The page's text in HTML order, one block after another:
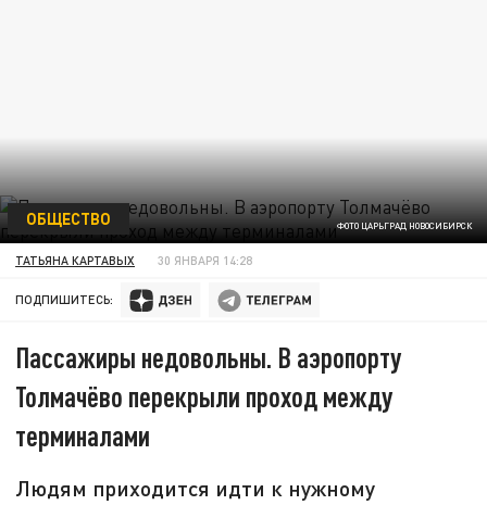
ФОТО ЦАРЬГРАД НОВОСИБИРСК
ОБЩЕСТВО
ТАТЬЯНА КАРТАВЫХ 30 ЯНВАРЯ 14:28
ПОДПИШИТЕСЬ:
Пассажиры недовольны. В аэропорту
Толмачёво перекрыли проход между
терминалами
Людям приходится идти к нужному